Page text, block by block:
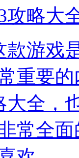
攻略大
款游戏
重要
大全，
常全